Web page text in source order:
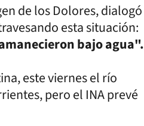
de los Dolores, dialogó
esta situación:
bajo agua".
este viernes el río
pero el INA prevé